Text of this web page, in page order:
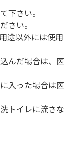
下さい。
さい。
途以外には使用
んだ場合は、医
入った場合は医
トイレに流さな